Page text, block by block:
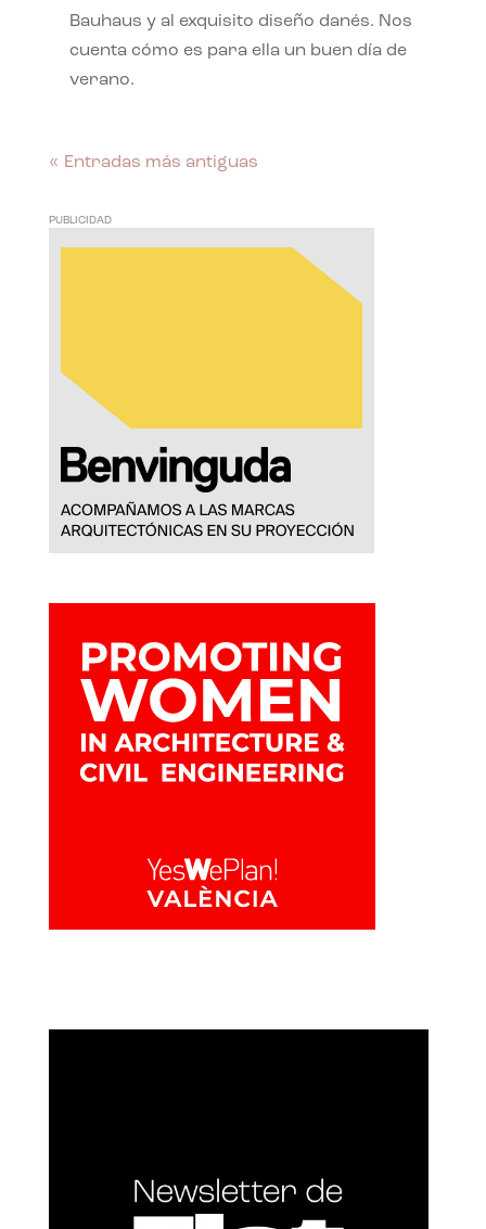
Bauhaus y al exquisito diseño danés. Nos
cuenta cómo es para ella un buen día de
verano.
« Entradas más antiguas
PUBLICIDAD